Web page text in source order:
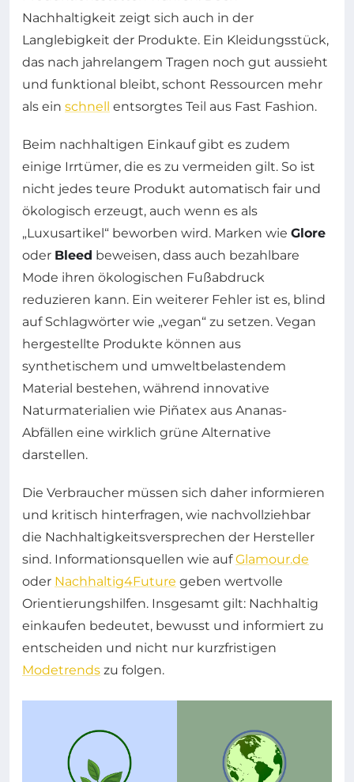
Nachhaltigkeit zeigt sich auch in der
Langlebigkeit der Produkte. Ein Kleidungsstück,
das nach jahrelangem Tragen noch gut aussieht
und funktional bleibt, schont Ressourcen mehr
als ein schnell entsorgtes Teil aus Fast Fashion.
Beim nachhaltigen Einkauf gibt es zudem
einige Irrtümer, die es zu vermeiden gilt. So ist
nicht jedes teure Produkt automatisch fair und
ökologisch erzeugt, auch wenn es als
„Luxusartikel“ beworben wird. Marken wie Glore
oder Bleed beweisen, dass auch bezahlbare
Mode ihren ökologischen Fußabdruck
reduzieren kann. Ein weiterer Fehler ist es, blind
auf Schlagwörter wie „vegan“ zu setzen. Vegan
hergestellte Produkte können aus
synthetischem und umweltbelastendem
Material bestehen, während innovative
Naturmaterialien wie Piñatex aus Ananas-
Abfällen eine wirklich grüne Alternative
darstellen.
Die Verbraucher müssen sich daher informieren
und kritisch hinterfragen, wie nachvollziehbar
die Nachhaltigkeitsversprechen der Hersteller
sind. Informationsquellen wie aufGlamour.de
oder Nachhaltig4Future geben wertvolle
Orientierungshilfen. Insgesamt gilt: Nachhaltig
einkaufen bedeutet, bewusst und informiert zu
entscheiden und nicht nur kurzfristigen
Modetrends zu folgen.